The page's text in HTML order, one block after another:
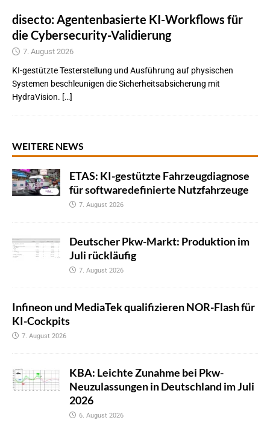
disecto: Agentenbasierte KI-Workflows für
die Cybersecurity-Validierung
7. August 2026
KI-gestützte Testerstellung und Ausführung auf physischen
Systemen beschleunigen die Sicherheitsabsicherung mit
HydraVision. […]
WEITERE NEWS
ETAS: KI-gestützte Fahrzeugdiagnose
für softwaredefinierte Nutzfahrzeuge
7. August 2026
Deutscher Pkw-Markt: Produktion im
Juli rückläufig
7. August 2026
Infineon und MediaTek qualifizieren NOR-Flash für
KI-Cockpits
7. August 2026
KBA: Leichte Zunahme bei Pkw-
Neuzulassungen in Deutschland im Juli
2026
6. August 2026